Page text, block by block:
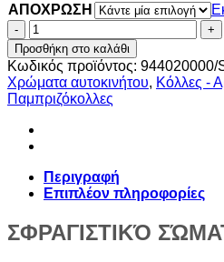
5,98€
through
6,87€
ΑΠΟΧΡΩΣΗ
ΑΡΜΟΚΟΛΛΑ
ΠΟΛΥΟΥΡΕΘΑΝΗΣ
ΜΑΥΡΗ-
ΛΕΥΚΗ
PU
944
hybrid
300ml
δύο
αποχρώσεις
&γκρι).
ποσότητα
Προσθήκη στο καλάθι
Κωδικός προϊόντος: 944020000/
Χρώματα αυτοκινήτου, Κόλλες -
Παμπριζόκολλες
Περιγραφή
Επιπλέον πληροφορίες
ΣΦΡΑΓΙΣΤΙΚΌ